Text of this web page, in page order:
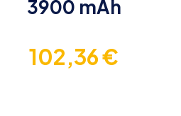
3900 mAh
102,36€